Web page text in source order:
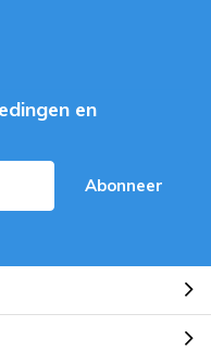
en
Abonneer